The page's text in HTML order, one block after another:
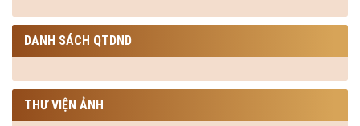
DANH SÁCH QTDND
THƯ VIỆN ẢNH